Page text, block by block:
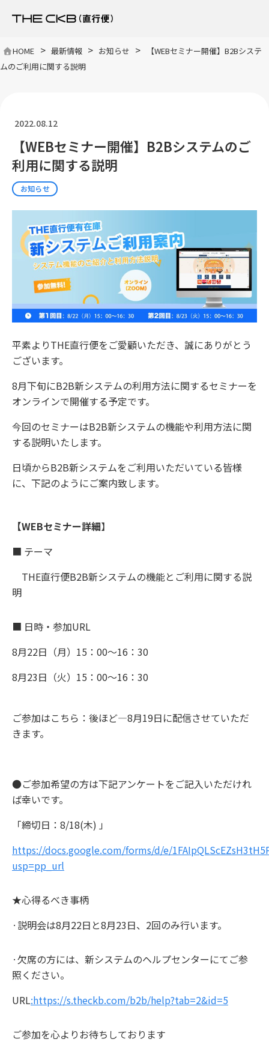
HOME > 最新情報 > お知らせ >
【WEBセミナー開催】B2Bシステ
ムのご利用に関する説明
2022.08.12
【WEBセミナー開催】B2Bシステムのご
利用に関する説明
お知らせ
平素よりTHE直行便をご愛顧いただき、誠にありがとう
ございます。
8月下旬にB2B新システムの利用方法に関するセミナーを
オンラインで開催する予定です。
今回のセミナーはB2B新システムの機能や利用方法に関
する説明いたします。
日頃からB2B新システムをご利用いただいている皆様
に、下記のようにご案内致します。
【WEBセミナー詳細】
■ テーマ
THE直行便B2B新システムの機能とご利用に関する説
明
■ 日時・参加URL
8月22日（月）15：00～16：30
8月23日（火）15：00～16：30
ご参加はこちら：後ほど―8月19日に配信させていただ
きます。
●ご参加希望の方は下記アンケートをご記入いただけれ
ば幸いです。
「締切日：8/18(木) 」
https://docs.google.com/forms/d/e/
usp=pp_url
★心得るべき事柄
·説明会は8月22日と8月23日、2回のみ行います。
·欠席の方には、新システムのヘルプセンターにてご参
照ください。
URL:https://s.theckb.com/b2b/help?tab=2&id=5
ご参加を心よりお待ちしております